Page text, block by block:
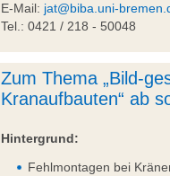
E-Mail: jat@biba.uni-
Tel.: 0421 / 218 - 50048
Zum Thema „Bild-
Kranaufbauten“ ab
Hintergrund:
Fehlmontagen bei